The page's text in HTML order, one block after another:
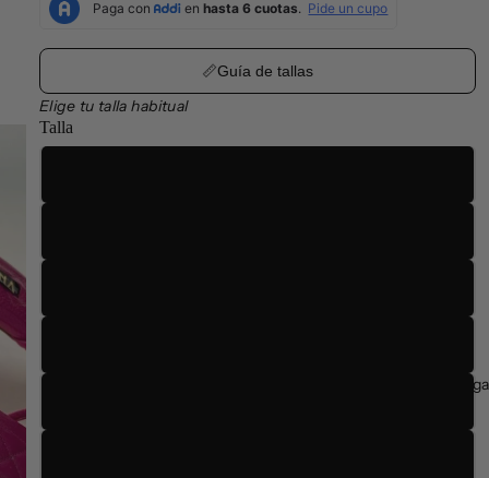
📏Guía de tallas
Elige tu talla habitual
Talla